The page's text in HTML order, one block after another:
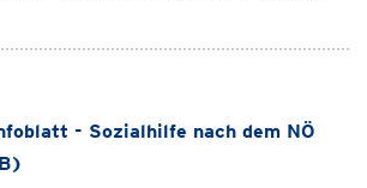
- Sozialhilfe nach dem NÖ